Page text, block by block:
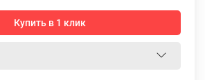
Купить в 1 клик